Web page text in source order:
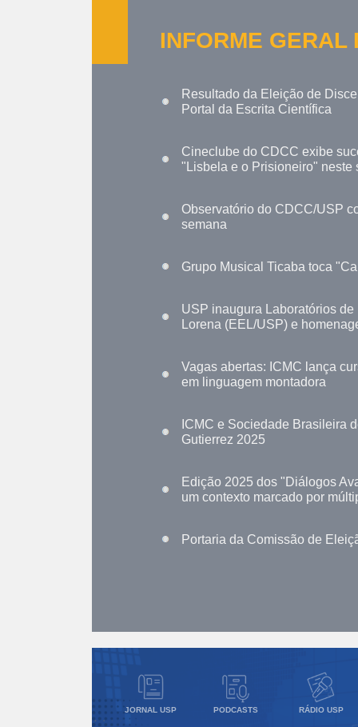
INFORME GERAL
Resultado da Eleição de
Portal da Escrita Científica
Cineclube do CDCC exibe
"Lisbela e o Prisioneiro" neste
Observatório do CDCC/USP
semana
Grupo Musical Ticaba toca
USP inaugura Laboratórios
Lorena (EEL/USP) e
Vagas abertas: ICMC lança
em linguagem montadora
ICMC e Sociedade Brasileira
Gutierrez 2025
Edição 2025 dos "Diálogos
um contexto marcado por
Portaria da Comissão de
JORNAL USP PODCASTS RÁDIO USP